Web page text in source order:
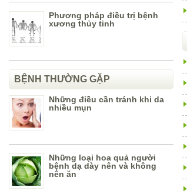
Phương pháp điều trị bệnh
xương thủy tinh
BỆNH THƯỜNG GẶP
Những điều cần tránh khi da
nhiều mụn
Những loại hoa quả người
bệnh dạ dày nên và không
nên ăn